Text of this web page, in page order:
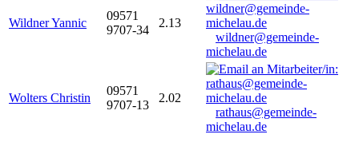
Wildner Yannic
09571
9707-34
2.13
wildner@gemeinde-
michelau.de
Wolters Christin
09571
9707-13
2.02
rathaus@gemeinde-
michelau.de